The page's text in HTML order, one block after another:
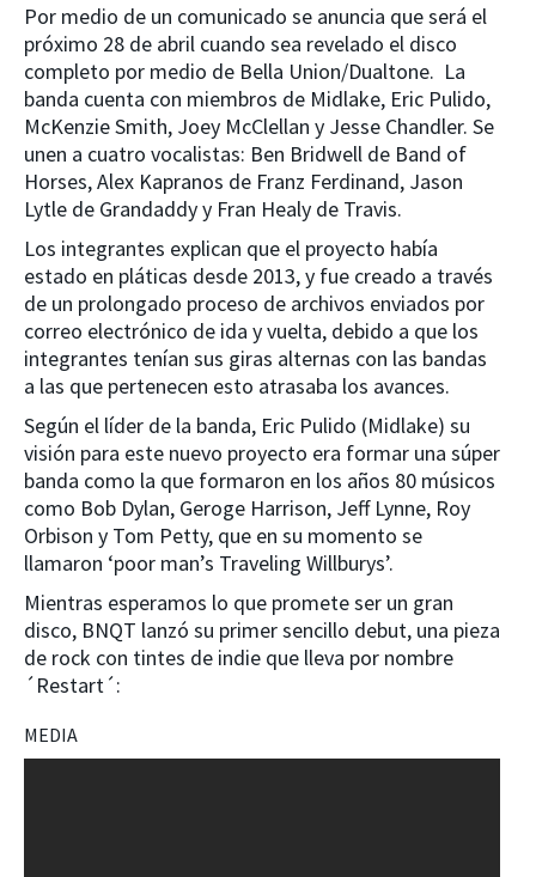
Por medio de un comunicado se anuncia que será el
próximo 28 de abril cuando sea revelado el disco
completo por medio de Bella Union/Dualtone. La
banda cuenta con miembros de Midlake, Eric Pulido,
McKenzie Smith, Joey McClellan y Jesse Chandler. Se
unen a cuatro vocalistas: Ben Bridwell de Band of
Horses, Alex Kapranos de Franz Ferdinand, Jason
Lytle de Grandaddy y Fran Healy de Travis.
Los integrantes explican que el proyecto había
estado en pláticas desde 2013, y fue creado a través
de un prolongado proceso de archivos enviados por
correo electrónico de ida y vuelta, debido a que los
integrantes tenían sus giras alternas con las bandas
a las que pertenecen esto atrasaba los avances.
Según el líder de la banda, Eric Pulido (Midlake) su
visión para este nuevo proyecto era formar una súper
banda como la que formaron en los años 80 músicos
como Bob Dylan, Geroge Harrison, Jeff Lynne, Roy
Orbison y Tom Petty, que en su momento se
llamaron ‘poor man’s Traveling Willburys’.
Mientras esperamos lo que promete ser un gran
disco, BNQT lanzó su primer sencillo debut, una pieza
de rock con tintes de indie que lleva por nombre
´Restart´:
MEDIA